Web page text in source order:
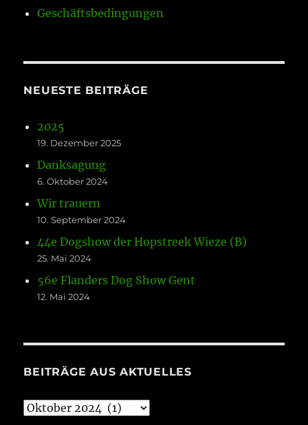
Geschäftsbedingungen
NEUESTE BEITRÄGE
2025
19. Dezember 2025
Danksagung
6. Oktober 2024
Wir trauern
10. September 2024
44e Dogshow der Hopstreek Wieze (B)
25. Mai 2024
56e Flanders Dog Show Gent
12. Mai 2024
BEITRÄGE AUS AKTUELLES
Beiträge